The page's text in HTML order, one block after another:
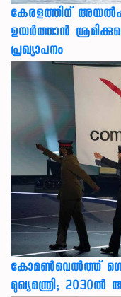
കേരളത്തിന്
ഉയർത്താൻ
പ്രഖ്യാപനം
കോമൺവെൽത്ത്
മുഖ്യമന്ത്രി; 2030ൽ